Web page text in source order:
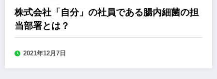
株式会社「自分」の社員である腸内細菌の担
当部署とは？
2021年12月7日